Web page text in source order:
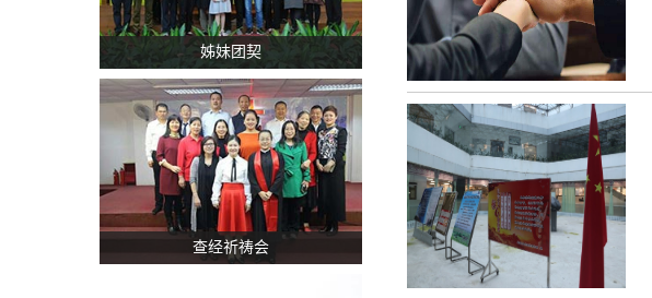
姊妹团契
查经祈祷会